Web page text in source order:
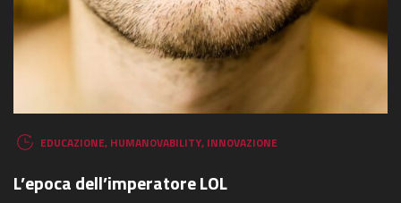
EDUCAZIONE, HUMANOVABILITY, INNOVAZIONE
L’epoca dell’imperatore LOL